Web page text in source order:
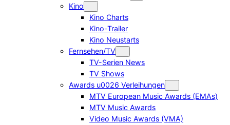
Kino
Kino Charts
Kino-Trailer
Kino Neustarts
Fernsehen/TV
TV-Serien News
TV Shows
Awards u0026 Verleihungen
MTV European Music Awards (EMAs)
MTV Music Awards
Video Music Awards (VMA)